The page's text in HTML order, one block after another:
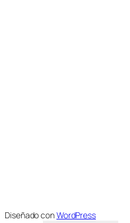
Diseñado conWordPress